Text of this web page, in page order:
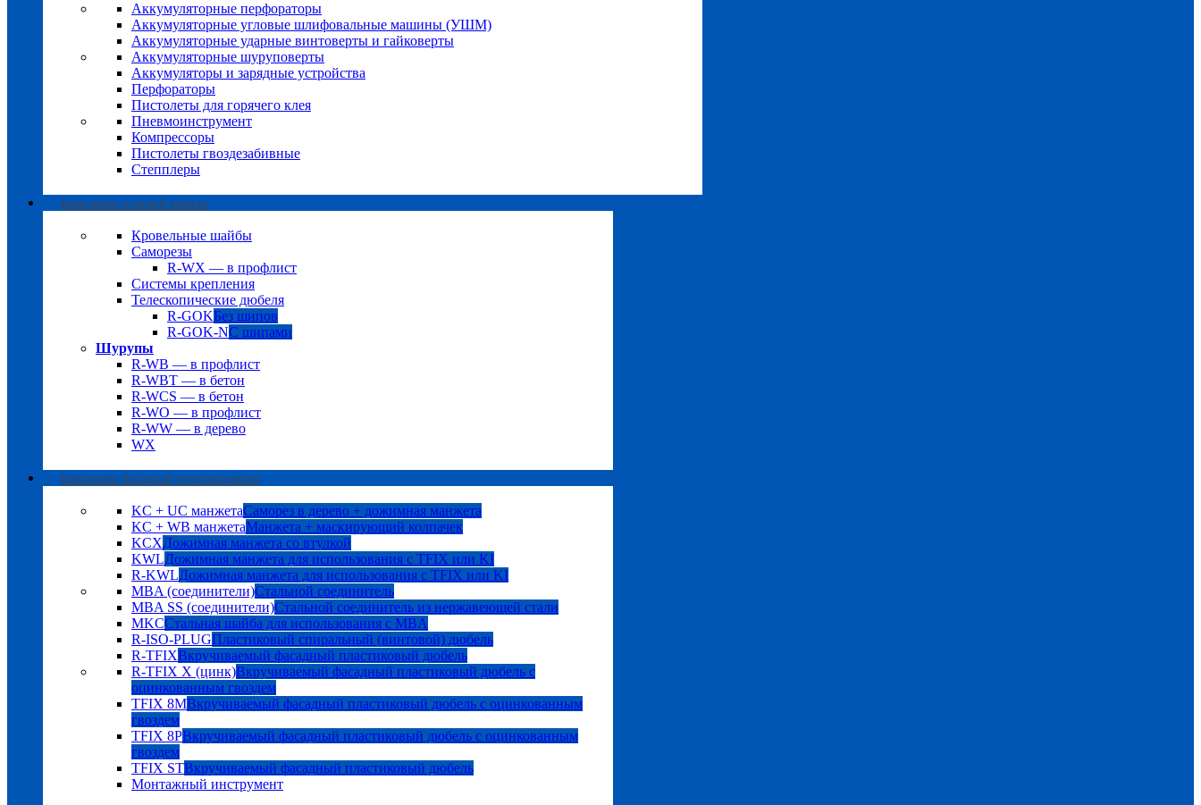
Аккумуляторные перфораторы
Аккумуляторные угловые шлифовальные машины (УШМ)
Аккумуляторные ударные винтоверты и гайковерты
Аккумуляторные шуруповерты
Аккумуляторы и зарядные устройства
Перфораторы
Пистолеты для горячего клея
Пневмоинструмент
Компрессоры
Пистолеты гвоздезабивные
Степплеры
Крепление плоской кровли
Кровельные шайбы
Саморезы
R-WX — в профлист
Системы крепления
Телескопические дюбеля
R-GOKБез шипов
R-GOK-NС шипами
Шурупы
R-WB — в профлист
R-WBT — в бетон
R-WCS — в бетон
R-WO — в профлист
R-WW — в дерево
WX
Крепление фасадной теплоизоляции
KC + UC манжетаСаморез в дерево + дожимная манжета
KC + WB манжетаМанжета + маскирующий колпачек
KCXДожимная манжета со втулкой
KWLДожимная манжета для использования с TFIX или KI
R-KWLДожимная манжета для использования с TFIX или KI
MBA (соединители)Стальной соединитель
MBA SS (соединители)Стальной соединитель из нержавеющей стали
MKCСтальная шайба для использования с MBA
R-ISO-PLUGПластиковый спиральный (винтовой) дюбель
R-TFIXВкручиваемый фасадный пластиковый дюбель
R-TFIX X (цинк)Вкручиваемый фасадный пластиковый дюбель с
оцинкованным гвоздем
TFIX 8MВкручиваемый фасадный пластиковый дюбель с оцинкованным
гвоздем
TFIX 8PВкручиваемый фасадный пластиковый дюбель с оцинкованным
гвоздем
TFIX STВкручиваемый фасадный пластиковый дюбель
Монтажный инструмент